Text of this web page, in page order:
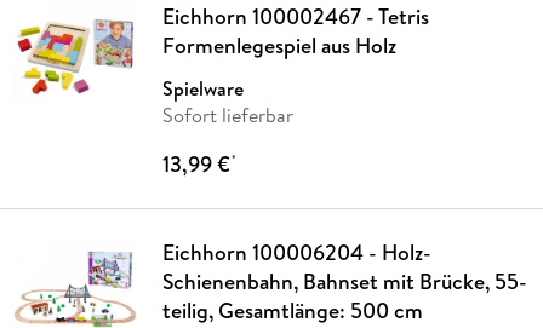
Eichhorn 100002467 - Tetris
Formenlegespiel aus Holz
Spielware
Sofort lieferbar
13,99 €*
Eichhorn 100006204 - Holz-
Schienenbahn, Bahnset mit Brücke, 55-
teilig, Gesamtlänge: 500 cm